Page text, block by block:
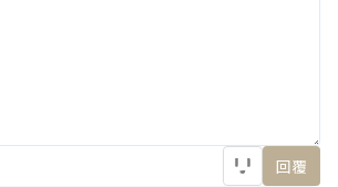
回覆